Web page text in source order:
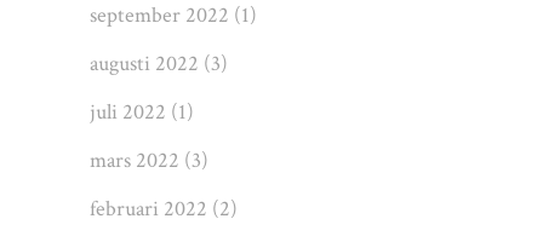
september 2022 (1)
augusti 2022 (3)
juli 2022 (1)
mars 2022 (3)
februari 2022 (2)